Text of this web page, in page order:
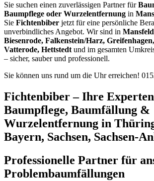
Sie suchen einen zuverlässigen Partner für
Baumpflege oder Wurzelentfernung in
Sie Fichtenbiber jetzt für eine persönliche
unverbindliches Angebot. Wir sind in Mansfeld
Biesenrode, Falkenstein/Harz,
Vatterode, Hettstedtund im gesamten
– sicher, sauber und professionell.
Sie können uns rund um die Uhr erreichen!
Fichtenbiber – Ihre
Baumpflege, Baumfällung &
Wurzelentfernung in
Bayern, Sachsen, Sachsen-
Professionelle Partner für
Problembaumfällungen